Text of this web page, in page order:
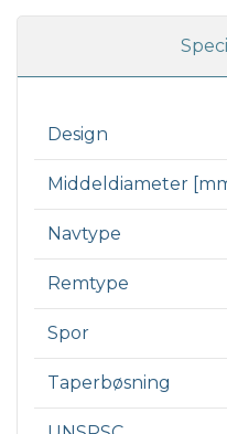
Design
Middeldiameter
Navtype
Remtype
Spor
Taperbøsning